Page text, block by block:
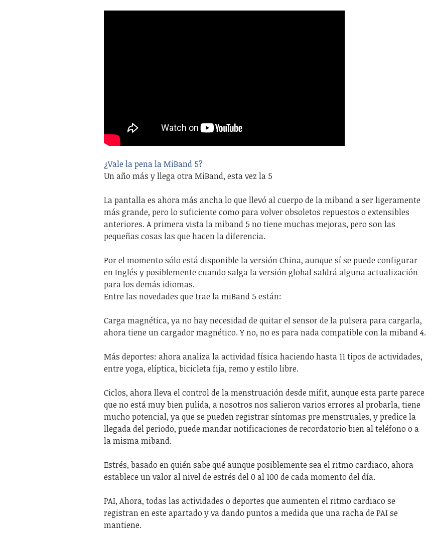
¿Vale la pena la MiBand 5?
Un año más y llega otra MiBand, esta vez la 5
La pantalla es ahora más ancha lo que llevó al cuerpo de la miband a ser ligeramente
más grande, pero lo suficiente como para volver obsoletos repuestos o extensibles
anteriores. A primera vista la miband 5 no tiene muchas mejoras, pero son las
pequeñas cosas las que hacen la diferencia.
Por el momento sólo está disponible la versión China, aunque sí se puede configurar
en Inglés y posiblemente cuando salga la versión global saldrá alguna actualización
para los demás idiomas.
Entre las novedades que trae la miBand 5 están:
Carga magnética, ya no hay necesidad de quitar el sensor de la pulsera para cargarla,
ahora tiene un cargador magnético. Y no, no es para nada compatible con la miband 4.
Más deportes: ahora analiza la actividad física haciendo hasta 11 tipos de actividades,
entre yoga, elíptica, bicicleta fija, remo y estilo libre.
Ciclos, ahora lleva el control de la menstruación desde mifit, aunque esta parte parece
que no está muy bien pulida, a nosotros nos salieron varios errores al probarla, tiene
mucho potencial, ya que se pueden registrar síntomas pre menstruales, y predice la
llegada del periodo, puede mandar notificaciones de recordatorio bien al teléfono o a
la misma miband.
Estrés, basado en quién sabe qué aunque posiblemente sea el ritmo cardiaco, ahora
establece un valor al nivel de estrés del 0 al 100 de cada momento del día.
PAI, Ahora, todas las actividades o deportes que aumenten el ritmo cardiaco se
registran en este apartado y va dando puntos a medida que una racha de PAI se
mantiene.